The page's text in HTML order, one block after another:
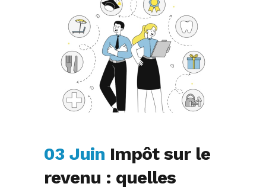
03 Juin Impôt sur le
revenu : quelles